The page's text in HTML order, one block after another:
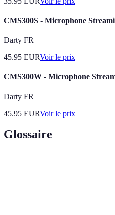
CMS300S - Microphone
Darty FR
45.95 EURVoir le prix
CMS300W - Microphone
Darty FR
45.95 EURVoir le prix
Glossaire